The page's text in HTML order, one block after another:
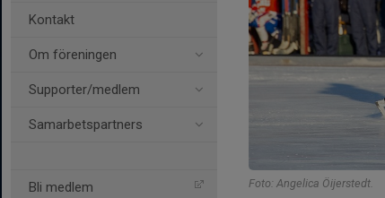
Kontakt
Om föreningen
Supporter/medlem
Samarbetspartners
Bli medlem Foto: Angelica Öijerstedt.